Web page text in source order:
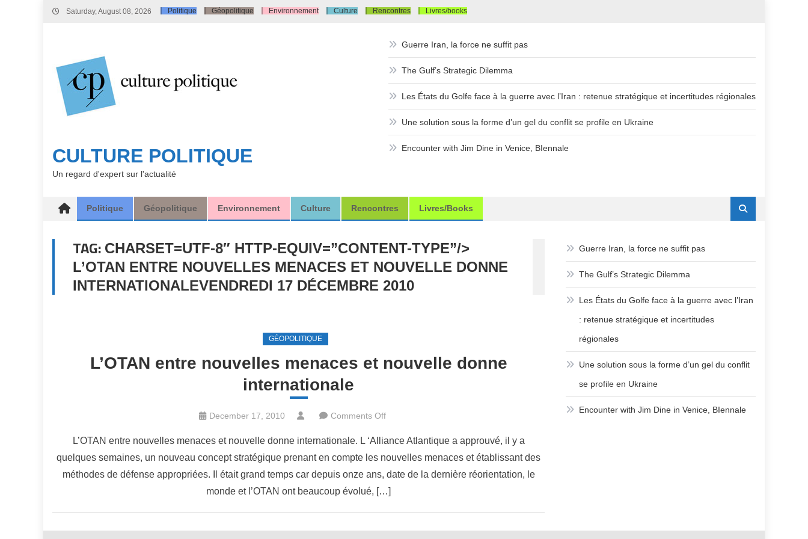
Skip
Saturday, August 08, 2026 Politique Géopolitique Environnement Culture Rencontres Livres/books
CULTURE POLITIQUE
Un regard d'expert sur l'actualité
Guerre Iran, la force ne suffit pas
The Gulf’s Strategic Dilemma
Les États du Golfe face à la guerre avec l’Iran : retenue stratégique et incertitudes régionales
Une solution sous la forme d’un gel du conflit se profile en Ukraine
Encounter with Jim Dine in Venice, BIennale
Politique Géopolitique Environnement Culture Rencontres Livres/books
TAG: CHARSET=UTF-8″ HTTP-EQUIV=”CONTENT-TYPE”/>
L’OTAN ENTRE NOUVELLES MENACES ET NOUVELLE DONNE
INTERNATIONALEVENDREDI 17 DÉCEMBRE 2010
GÉOPOLITIQUE
L’OTAN entre nouvelles menaces et nouvelle donne
internationale
December 17, 2010 Comments Offon
entre
nouvelles
menaces
et
L’OTAN entre nouvelles menaces et nouvelle donne internationale. L ‘Alliance Atlantique a approuvé, il y a
quelques semaines, un nouveau concept stratégique prenant en compte les nouvelles menaces et établissant des
méthodes de défense appropriées. Il était grand temps car depuis onze ans, date de la dernière réorientation, le
monde et l’OTAN ont beaucoup évolué, […]
Guerre Iran, la force ne suffit pas
The Gulf’s Strategic Dilemma
Les États du Golfe face à la guerre avec l’Iran
: retenue stratégique et incertitudes
régionales
Une solution sous la forme d’un gel du conflit
se profile en Ukraine
Encounter with Jim Dine in Venice, BIennale